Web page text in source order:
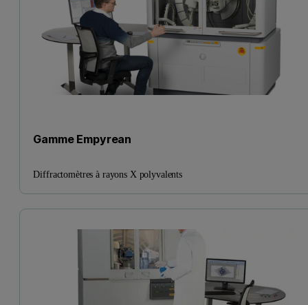
Gamme Empyrean
Diffractomètres à rayons X polyvalents